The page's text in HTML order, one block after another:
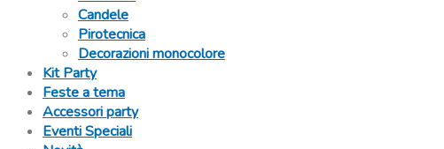
Candele
Pirotecnica
Decorazioni monocolore
Kit Party
Feste a tema
Accessori party
Eventi Speciali